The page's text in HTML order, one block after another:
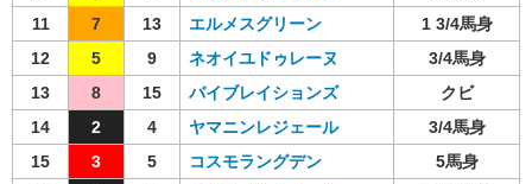
11
7 13 エルメスグリーン
1 3/4馬身
12
5 9 ネオイユドゥレーヌ
3/4馬身
13
8 15 バイブレイションズ
クビ
14
2 4 ヤマニンレジェール
3/4馬身
15
3 5 コスモラングデン
5馬身